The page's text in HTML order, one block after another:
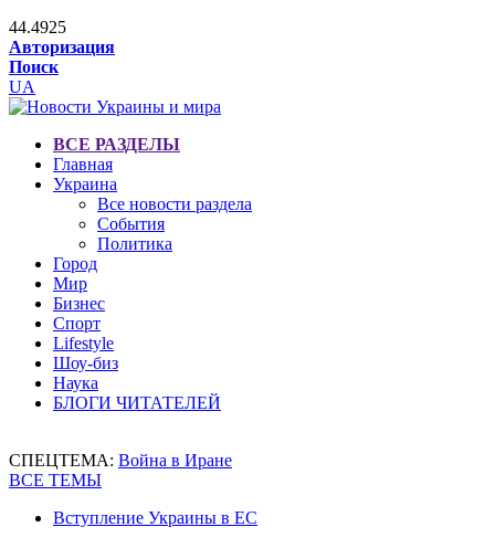
44.4925
Авторизация
Поиск
UA
ВСЕ РАЗДЕЛЫ
Главная
Украина
Все новости раздела
События
Политика
Город
Мир
Бизнес
Спорт
Lifestyle
Шоу-биз
Наука
БЛОГИ ЧИТАТЕЛЕЙ
СПЕЦТЕМА: Война в Иране
ВСЕ ТЕМЫ
Вступление Украины в ЕС